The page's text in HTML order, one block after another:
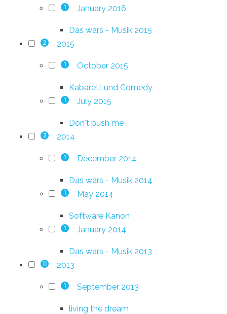
1 January 2016
Das wars - Musik 2015
2 2015
1 October 2015
Kabarett und Comedy
1 July 2015
Don't push me
3 2014
1 December 2014
Das wars - Musik 2014
1 May 2014
Software Kanon
1 January 2014
Das wars - Musik 2013
11 2013
1 September 2013
living the dream